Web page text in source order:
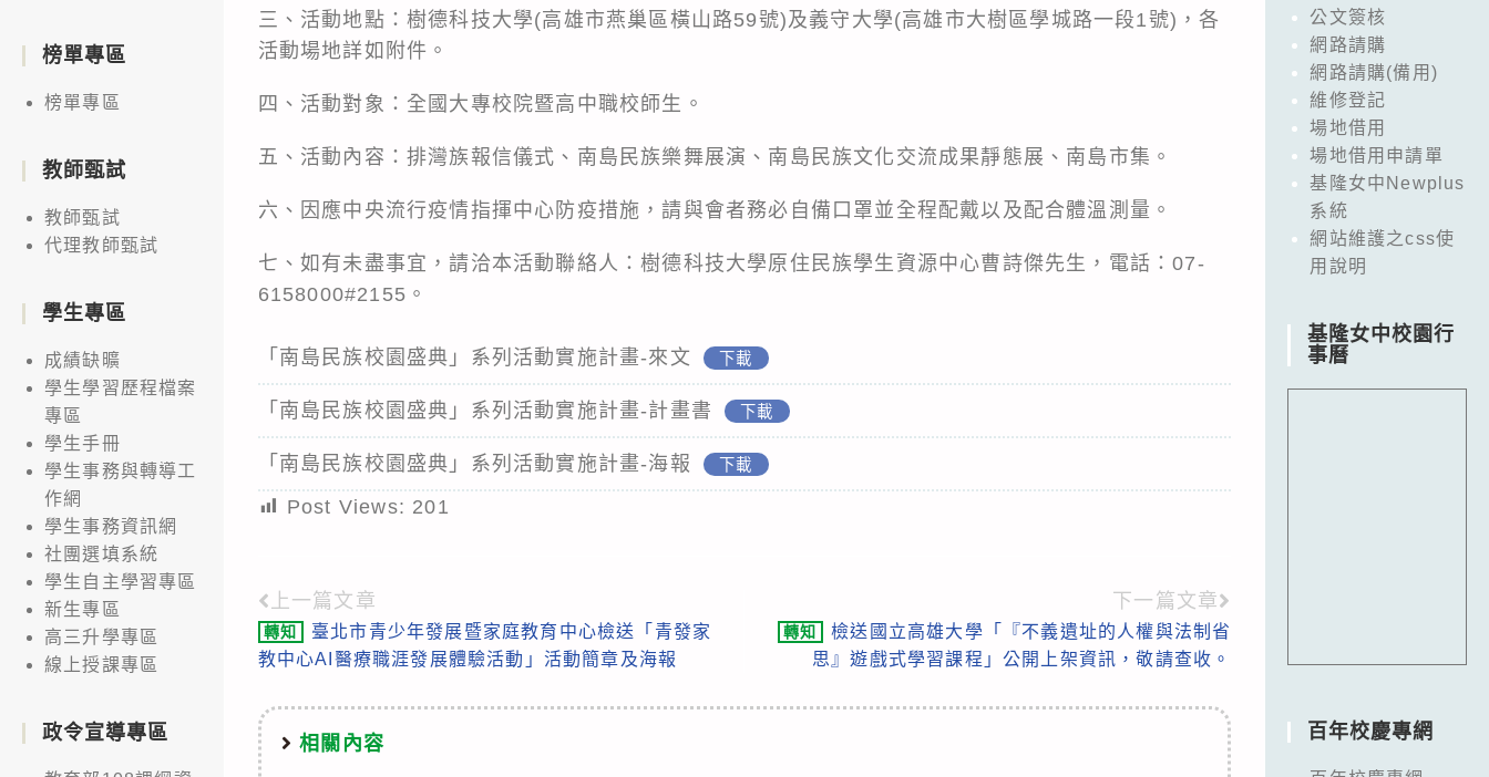
三、活動地點：樹德科技大學(高雄市燕巢區橫山路59號)及義守大學(高雄市大樹區學城路一段1號)，各
活動場地詳如附件。
四、活動對象：全國大專校院暨高中職校師生。
五、活動內容：排灣族報信儀式、南島民族樂舞展演、南島民族文化交流成果靜態展、南島市集。
六、因應中央流行疫情指揮中心防疫措施，請與會者務必自備口罩並全程配戴以及配合體溫測量。
七、如有未盡事宜，請洽本活動聯絡人：樹德科技大學原住民族學生資源中心曹詩傑先生，電話：07-
6158000#2155。
「南島民族校園盛典」系列活動實施計畫-來文 下載
「南島民族校園盛典」系列活動實施計畫-計畫書 下載
「南島民族校園盛典」系列活動實施計畫-海報 下載
Post Views: 201
Read
more
上一篇文章
轉知
臺北市青少年發展暨家庭教育中心檢送「青發家
教中心AI醫療職涯發展體驗活動」活動簡章及海報
下一篇文章
轉知
檢送國立高雄大學「『不義遺址的人權與法制省
思』遊戲式學習課程」公開上架資訊，敬請查收。
相關內容
榜單專區
榜單專區
教師甄試
教師甄試
代理教師甄試
學生專區
成績缺曠
學生學習歷程檔案
專區
學生手冊
學生事務與轉導工
作網
學生事務資訊網
社團選填系統
學生自主學習專區
新生專區
高三升學專區
線上授課專區
政令宣導專區
公文簽核
網路請購
網路請購(備用)
維修登記
場地借用
場地借用申請單
基隆女中Newplus
系統
網站維護之css使
用說明
基隆女中校園行
事曆
百年校慶專網